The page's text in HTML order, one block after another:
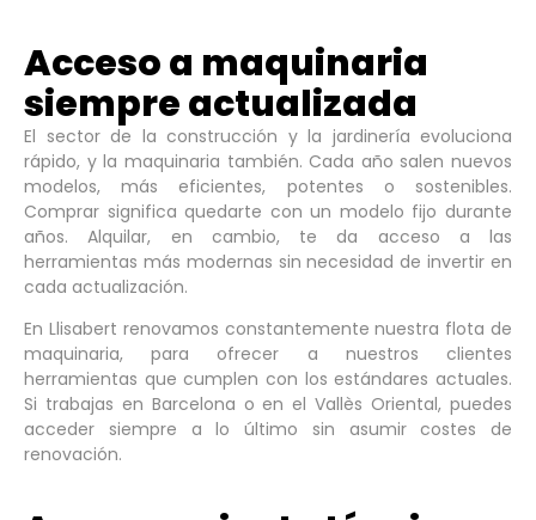
Acceso a maquinaria
siempre actualizada
El sector de la construcción y la jardinería evoluciona
rápido, y la maquinaria también. Cada año salen nuevos
modelos, más eficientes, potentes o sostenibles.
Comprar significa quedarte con un modelo fijo durante
años. Alquilar, en cambio, te da acceso a las
herramientas más modernas sin necesidad de invertir en
cada actualización.
En Llisabert renovamos constantemente nuestra flota de
maquinaria, para ofrecer a nuestros clientes
herramientas que cumplen con los estándares actuales.
Si trabajas en Barcelona o en el Vallès Oriental, puedes
acceder siempre a lo último sin asumir costes de
renovación.